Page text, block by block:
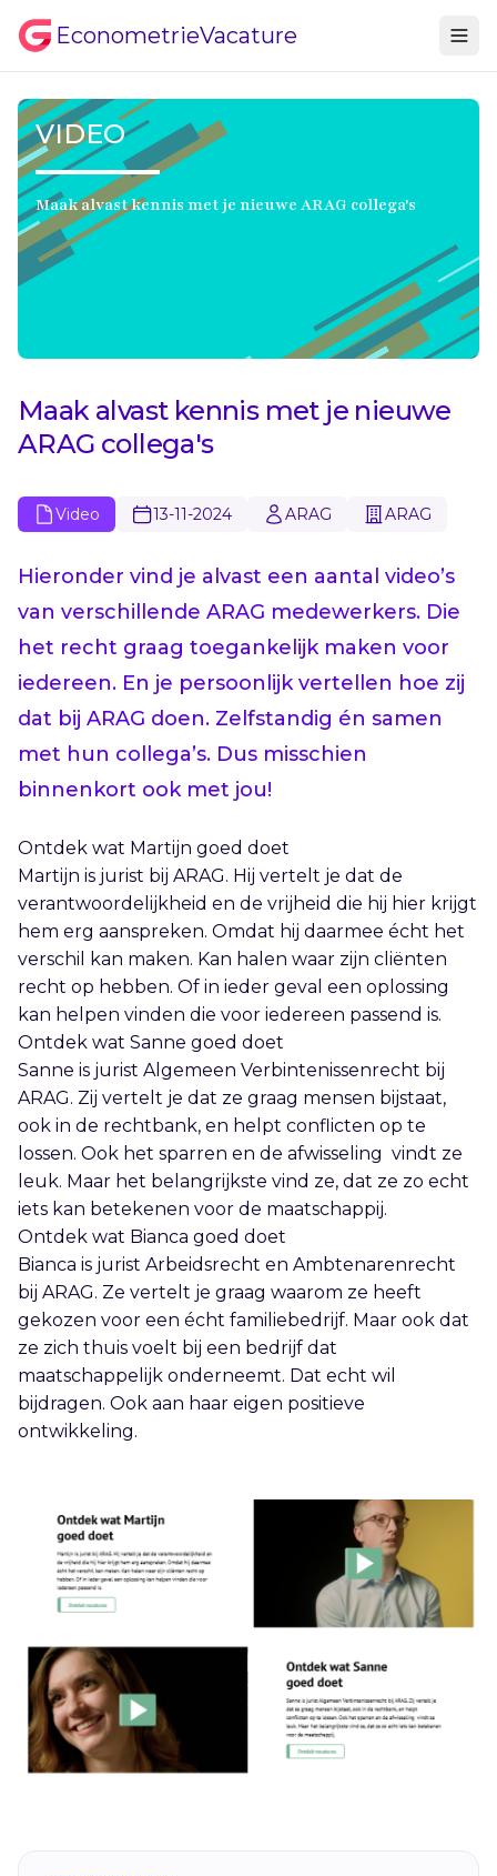
EconometrieVacature
VIDEO
Maak alvast kennis met je nieuwe ARAG collega's
Maak alvast kennis met je nieuwe
ARAG collega's
Video 13-11-2024 ARAG ARAG
Hieronder vind je alvast een aantal video’s
van verschillende ARAG medewerkers. Die
het recht graag toegankelijk maken voor
iedereen. En je persoonlijk vertellen hoe zij
dat bij ARAG doen. Zelfstandig én samen
met hun collega’s. Dus misschien
binnenkort ook met jou!
Ontdek wat Martijn goed doet
Martijn is jurist bij ARAG. Hij vertelt je dat de
verantwoordelijkheid en de vrijheid die hij hier krijgt
hem erg aanspreken. Omdat hij daarmee écht het
verschil kan maken. Kan halen waar zijn cliënten
recht op hebben. Of in ieder geval een oplossing
kan helpen vinden die voor iedereen passend is.
Ontdek wat Sanne goed doet
Sanne is jurist Algemeen Verbintenissenrecht bij
ARAG. Zij vertelt je dat ze graag mensen bijstaat,
ook in de rechtbank, en helpt conflicten op te
lossen. Ook het sparren en de afwisseling vindt ze
leuk. Maar het belangrijkste vind ze, dat ze zo echt
iets kan betekenen voor de maatschappij.
Ontdek wat Bianca goed doet
Bianca is jurist Arbeidsrecht en Ambtenarenrecht
bij ARAG. Ze vertelt je graag waarom ze heeft
gekozen voor een écht familiebedrijf. Maar ook dat
ze zich thuis voelt bij een bedrijf dat
maatschappelijk onderneemt. Dat echt wil
bijdragen. Ook aan haar eigen positieve
ontwikkeling.